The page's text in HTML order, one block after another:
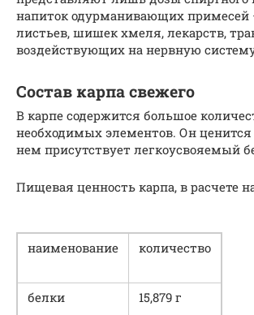
напиток одурманивающих примесей
листьев, шишек хмеля, лекарств,
воздействующих на нервную
Состав карпа свежего
В карпе содержится большое
необходимых элементов. Он ценится
нем присутствует легкоусвояемый
Пищевая ценность карпа, в расчете
наименование количество
белки 15,879 г